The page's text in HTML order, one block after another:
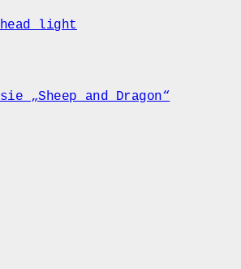
light
„Sheep and Dragon“